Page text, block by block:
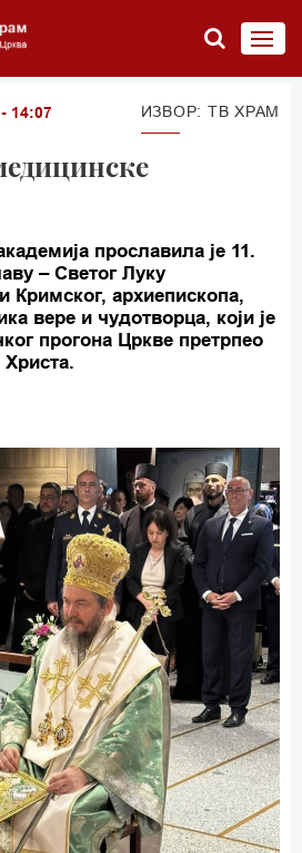
14:07 ИЗВОР: TВ ХРАМ
прославила је 11.
– Светог Луку
архиепископа,
вере и чудотворца, који је
прогона Цркве претрпео